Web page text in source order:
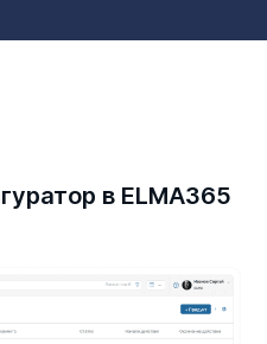
в ELMA365